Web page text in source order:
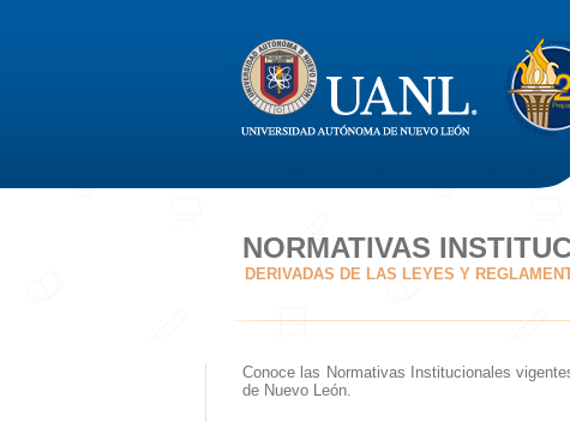
NORMATIVAS
DERIVADAS DE LAS LEYES Y
Conoce las Normativas Institucionales
de Nuevo León.